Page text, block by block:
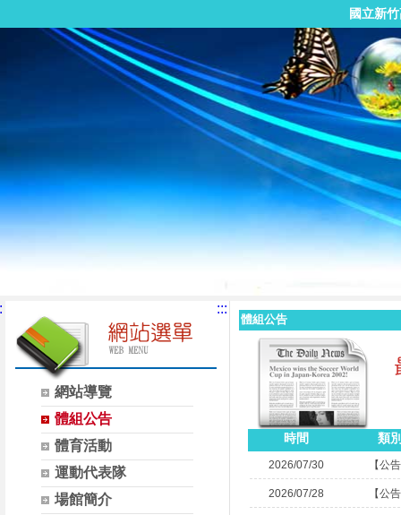
國立新
網站導覽
體組公告
體育活動
運動代表隊
場館簡介
:::
體組公告
時間 類
2026/07/30 【公
2026/07/28 【公